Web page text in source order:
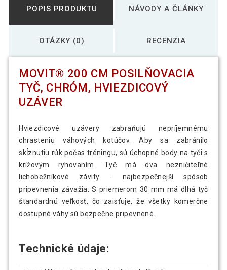
POPIS PRODUKTU NÁVODY A ČLÁNKY
OTÁZKY (0) RECENZIA
MOVIT® 200 CM POSILŇOVACIA
TYČ, CHRÓM, HVIEZDICOVÝ
UZÁVER
Hviezdicové uzávery zabraňujú nepríjemnému
chrasteniu váhových kotúčov. Aby sa zabránilo
skĺznutiu rúk počas tréningu, sú úchopné body na tyči s
krížovým ryhovaním. Tyč má dva nezničiteľné
lichobežníkové závity - najbezpečnejší spôsob
pripevnenia závažia. S priemerom 30 mm má dlhá tyč
štandardnú veľkosť, čo zaisťuje, že všetky komerčne
dostupné váhy sú bezpečne pripevnené.
Technické údaje: